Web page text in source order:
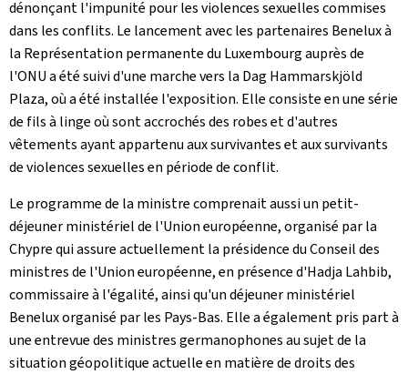
dénonçant l'impunité pour les violences sexuelles commises
dans les conflits. Le lancement avec les partenaires Benelux à
la Représentation permanente du Luxembourg auprès de
l'ONU a été suivi d'une marche vers la Dag Hammarskjöld
Plaza, où a été installée l'exposition. Elle consiste en une série
de fils à linge où sont accrochés des robes et d'autres
vêtements ayant appartenu aux survivantes et aux survivants
de violences sexuelles en période de conflit.
Le programme de la ministre comprenait aussi un petit-
déjeuner ministériel de l'Union européenne, organisé par la
Chypre qui assure actuellement la présidence du Conseil des
ministres de l'Union européenne, en présence d'Hadja Lahbib,
commissaire à l'égalité, ainsi qu'un déjeuner ministériel
Benelux organisé par les Pays-Bas. Elle a également pris part à
une entrevue des ministres germanophones au sujet de la
situation géopolitique actuelle en matière de droits des